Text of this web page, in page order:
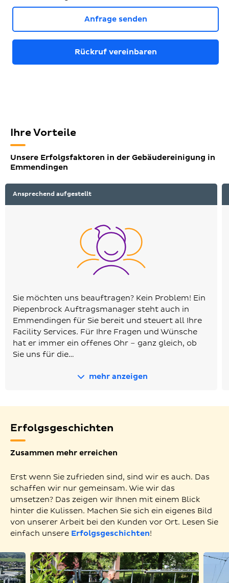
Anfrage senden
Rückruf vereinbaren
Ihre Vorteile
Unsere Erfolgsfaktoren in der Gebäudereinigung in
Emmendingen
Ansprechend aufgestellt
Sie möchten uns beauftragen? Kein Problem! Ein
Piepenbrock Auftragsmanager steht auch in
Emmendingen für Sie bereit und steuert all Ihre
Facility Services. Für Ihre Fragen und Wünsche
hat er immer ein offenes Ohr – ganz gleich, ob
Sie uns für die…
mehr anzeigen
Erfolgsgeschichten
Zusammen mehr erreichen
Erst wenn Sie zufrieden sind, sind wir es auch. Das
schaffen wir nur gemeinsam. Wie wir das
umsetzen? Das zeigen wir Ihnen mit einem Blick
hinter die Kulissen. Machen Sie sich ein eigenes Bild
von unserer Arbeit bei den Kunden vor Ort. Lesen Sie
einfach unsere Erfolgsgeschichten!